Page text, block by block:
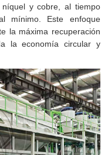
y cobre, al tiempo
mínimo. Este enfoque
la máxima recuperación
la economía circular y